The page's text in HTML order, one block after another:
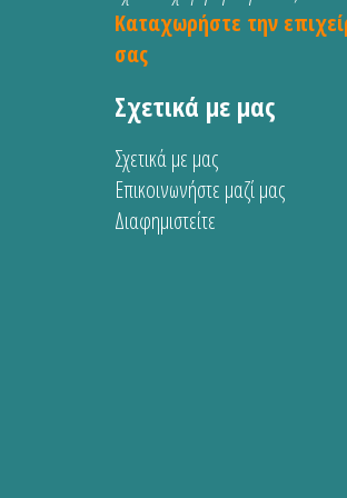
Καταχωρήστε την
σας
Σχετικά με μας
Σχετικά με μας
Επικοινωνήστε μαζί μας
Διαφημιστείτε